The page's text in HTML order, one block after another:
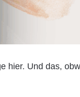
hier. Und das,